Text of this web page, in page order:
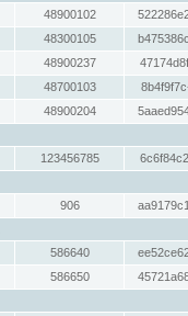
48900102
48300105
48900237
48700103
48900204
123456785
906
586640
586650